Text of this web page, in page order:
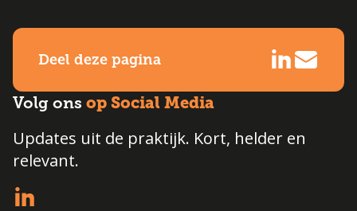
Deel deze pagina
Volg ons op Social Media
Updates uit de praktijk. Kort, helder en
relevant.